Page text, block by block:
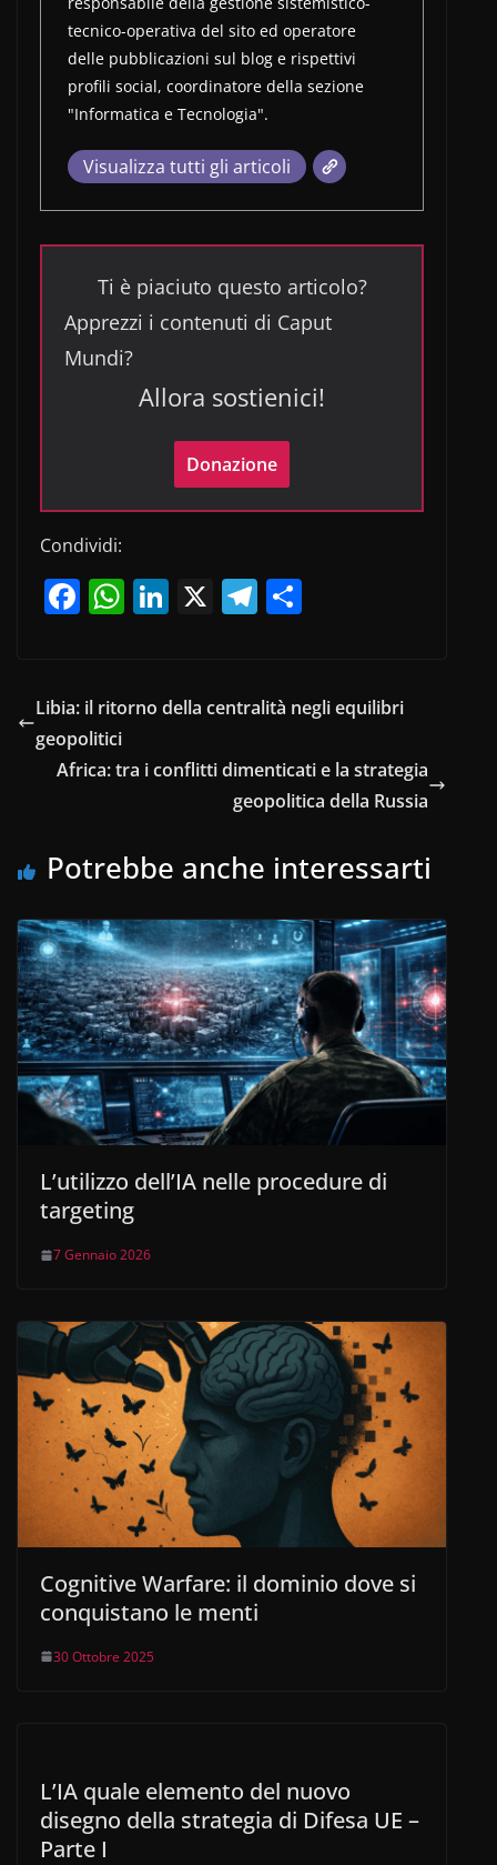
tecnico-operativa del sito ed operatore
delle pubblicazioni sul blog e rispettivi
profili social, coordinatore della sezione
"Informatica e Tecnologia".
Visualizza tutti gli articoli
Ti è piaciuto questo articolo?
Apprezzi i contenuti di Caput
Mundi?
Allora sostienici!
Donazione
Condividi:
F
e
b
o
W
s
p
Li
e
n
X T
gr
m
di
di
Libia: il ritorno della centralità negli equilibri
geopolitici
Africa: tra i conflitti dimenticati e la strategia
geopolitica della Russia
Potrebbe anche interessarti
L’utilizzo dell’IA nelle procedure di
targeting
7 Gennaio 2026
Cognitive Warfare: il dominio dove si
conquistano le menti
30 Ottobre 2025
L’IA quale elemento del nuovo
disegno della strategia di Difesa UE –
Parte I